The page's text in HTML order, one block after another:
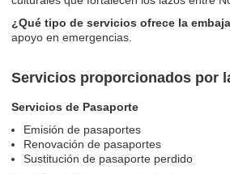
¿Qué tipo de servicios ofrece la
apoyo en emergencias.
Servicios proporcionados por
Servicios de Pasaporte
Emisión de pasaportes
Renovación de pasaportes
Sustitución de pasaporte perdido